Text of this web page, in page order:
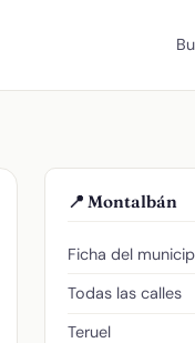
📍 Montalbán
Ficha del
Todas las calles
Teruel